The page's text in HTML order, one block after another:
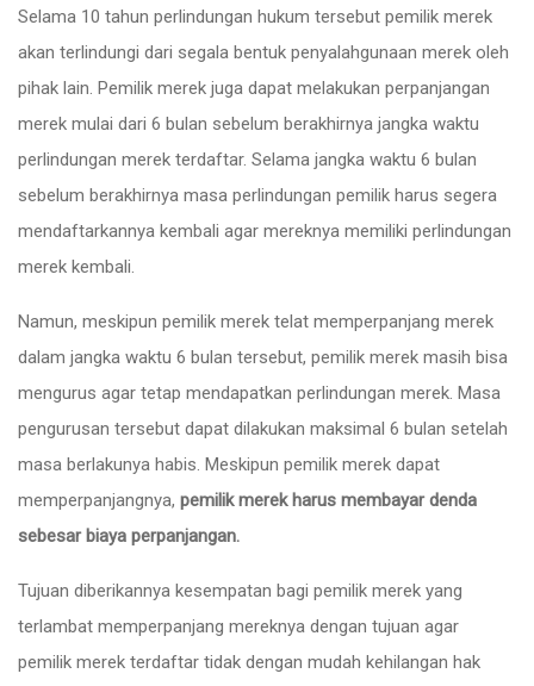
Selama 10 tahun perlindungan hukum tersebut pemilik merek
akan terlindungi dari segala bentuk penyalahgunaan merek oleh
pihak lain. Pemilik merek juga dapat melakukan perpanjangan
merek mulai dari 6 bulan sebelum berakhirnya jangka waktu
perlindungan merek terdaftar. Selama jangka waktu 6 bulan
sebelum berakhirnya masa perlindungan pemilik harus segera
mendaftarkannya kembali agar mereknya memiliki perlindungan
merek kembali.
Namun, meskipun pemilik merek telat memperpanjang merek
dalam jangka waktu 6 bulan tersebut, pemilik merek masih bisa
mengurus agar tetap mendapatkan perlindungan merek. Masa
pengurusan tersebut dapat dilakukan maksimal 6 bulan setelah
masa berlakunya habis. Meskipun pemilik merek dapat
memperpanjangnya, pemilik merek harus membayar denda
sebesar biaya perpanjangan.
Tujuan diberikannya kesempatan bagi pemilik merek yang
terlambat memperpanjang mereknya dengan tujuan agar
pemilik merek terdaftar tidak dengan mudah kehilangan hak